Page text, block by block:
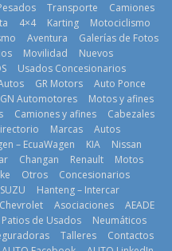
de
todo
en
de
La FEDAK
recibe 12
Sinotruk
Bolden para
cubrir las rutas
de La Vuelta
31 de julio de
2026
Transporte
Camiones
4×4 Karting
Motociclismo
Aventura
Galerías de Fotos
Movilidad
Nuevos
Usados Concesionarios
GR Motors
Auto Ponce
GN Automotores
Motos y afines
Camiones y afines
Cabezales
Marcas
Autos
– EcuaWagen KIA
Nissan
Changan Renault
Motos
Otros
Concesionarios
Hanteng – Intercar
Asociaciones
AEADE
Patios de Usados
Neumáticos
Talleres
Contactos